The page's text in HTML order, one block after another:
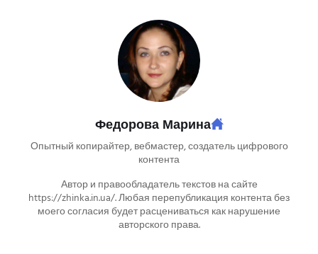
Федорова Марина
Опытный копирайтер, вебмастер, создатель цифрового
контента
Автор и правообладатель текстов на сайте
https://zhinka.in.ua/. Любая перепубликация контента без
моего согласия будет расцениваться как нарушение
авторского права.